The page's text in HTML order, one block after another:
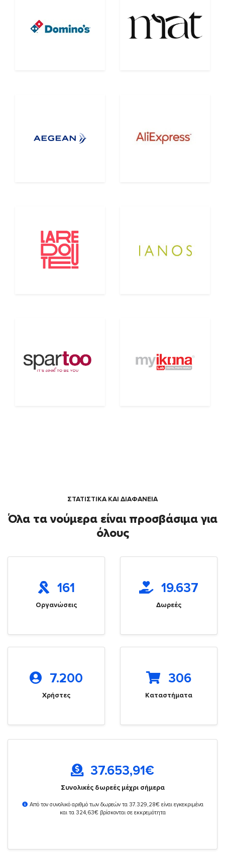
ΣΤΑΤΙΣΤΙΚΑ ΚΑΙ ΔΙΑΦΑΝΕΙΑ
Όλα τα νούμερα είναι προσβάσιμα για
όλους
161
Οργανώσεις
19.637
Δωρεές
7.200
Χρήστες
306
Καταστήματα
37.653,91€
Συνολικές δωρεές μέχρι σήμερα
Από τον συνολικό αριθμό των δωρεών τα 37.329,28€ είναι εγκεκριμένα
και τα 324,63€ βρίσκονται σε εκκρεμότητα